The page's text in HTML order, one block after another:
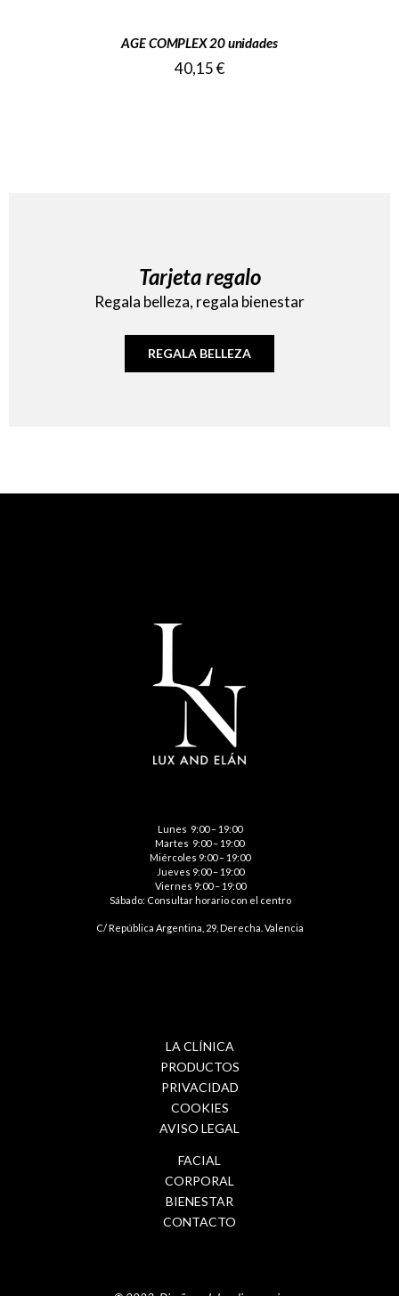
AGE COMPLEX 20 unidades
40,15€
Tarjeta regalo
Regala belleza, regala bienestar
REGALA BELLEZA
Lunes 9:00 – 19:00
Martes 9:00 – 19:00
Miércoles 9:00 – 19:00
Jueves 9:00 – 19:00
Viernes 9:00 – 19:00
Sábado: Consultar horario con el centro
C/ República Argentina, 29, Derecha. Valencia
LA CLÍNICA
PRODUCTOS
PRIVACIDAD
COOKIES
AVISO LEGAL
FACIAL
CORPORAL
BIENESTAR
CONTACTO